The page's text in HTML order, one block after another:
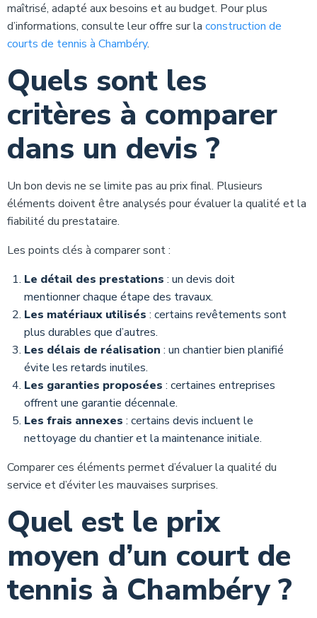
maîtrisé, adapté aux besoins et au budget. Pour plus
d’informations, consulte leur offre sur la construction de
courts de tennis à Chambéry.
Quels sont les
critères à comparer
dans un devis ?
Un bon devis ne se limite pas au prix final. Plusieurs
éléments doivent être analysés pour évaluer la qualité et la
fiabilité du prestataire.
Les points clés à comparer sont :
Le détail des prestations : un devis doit
mentionner chaque étape des travaux.
Les matériaux utilisés : certains revêtements sont
plus durables que d’autres.
Les délais de réalisation : un chantier bien planifié
évite les retards inutiles.
Les garanties proposées : certaines entreprises
offrent une garantie décennale.
Les frais annexes : certains devis incluent le
nettoyage du chantier et la maintenance initiale.
Comparer ces éléments permet d’évaluer la qualité du
service et d’éviter les mauvaises surprises.
Quel est le prix
moyen d’un court de
tennis à Chambéry ?